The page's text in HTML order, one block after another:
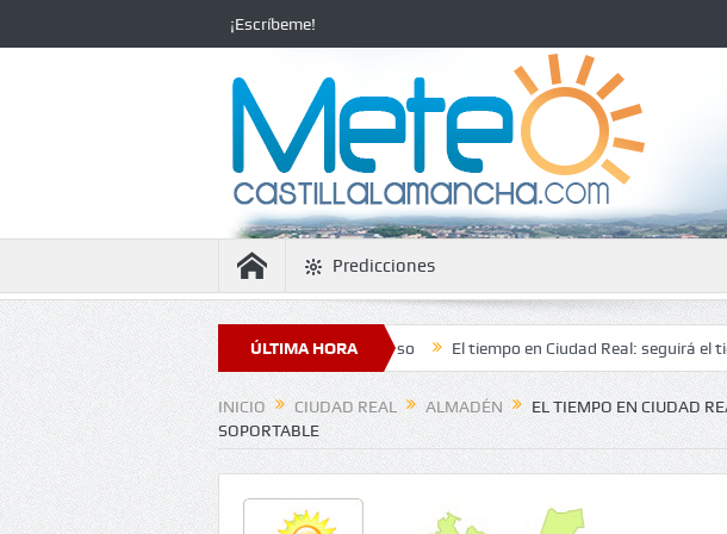
¡Escríbeme!
Predicciones
ÚLTIMA HORA
estabilidad con temperaturas en ascenso El tiempo en Ciudad Real: seguirá el tiempo
INICIO CIUDAD REAL ALMADÉN
EL TIEMPO EN CIUDAD
SOPORTABLE